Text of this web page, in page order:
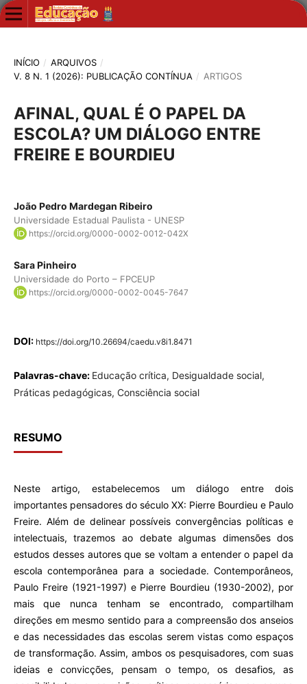
INÍCIO / ARQUIVOS /
V. 8 N. 1 (2026): PUBLICAÇÃO CONTÍNUA / ARTIGOS
AFINAL, QUAL É O PAPEL DA
ESCOLA? UM DIÁLOGO ENTRE
FREIRE E BOURDIEU
João Pedro Mardegan Ribeiro
Universidade Estadual Paulista - UNESP
https://orcid.org/0000-0002-0012-042X
Sara Pinheiro
Universidade do Porto – FPCEUP
https://orcid.org/0000-0002-0045-7647
DOI: https://doi.org/10.26694/caedu.v8i1.8471
Palavras-chave: Educação crítica, Desigualdade social,
Práticas pedagógicas, Consciência social
RESUMO
Neste artigo, estabelecemos um diálogo entre dois
importantes pensadores do século XX: Pierre Bourdieu e Paulo
Freire. Além de delinear possíveis convergências políticas e
intelectuais, trazemos ao debate algumas dimensões dos
estudos desses autores que se voltam a entender o papel da
escola contemporânea para a sociedade. Contemporâneos,
Paulo Freire (1921-1997) e Pierre Bourdieu (1930-2002), por
mais que nunca tenham se encontrado, compartilham
direções em mesmo sentido para a compreensão dos anseios
e das necessidades das escolas serem vistas como espaços
de transformação. Assim, ambos os pesquisadores, com suas
ideias e convicções, pensam o tempo, os desafios, as